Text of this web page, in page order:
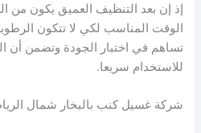
إذ إن بعد التنظيف العميق يكون
الوقت المناسب لكي لا تتكون
تساهم في اختبار الجودة وتضمن أن
للاستخدام سريعا.
شركة غسيل كنب بالبخار شمال